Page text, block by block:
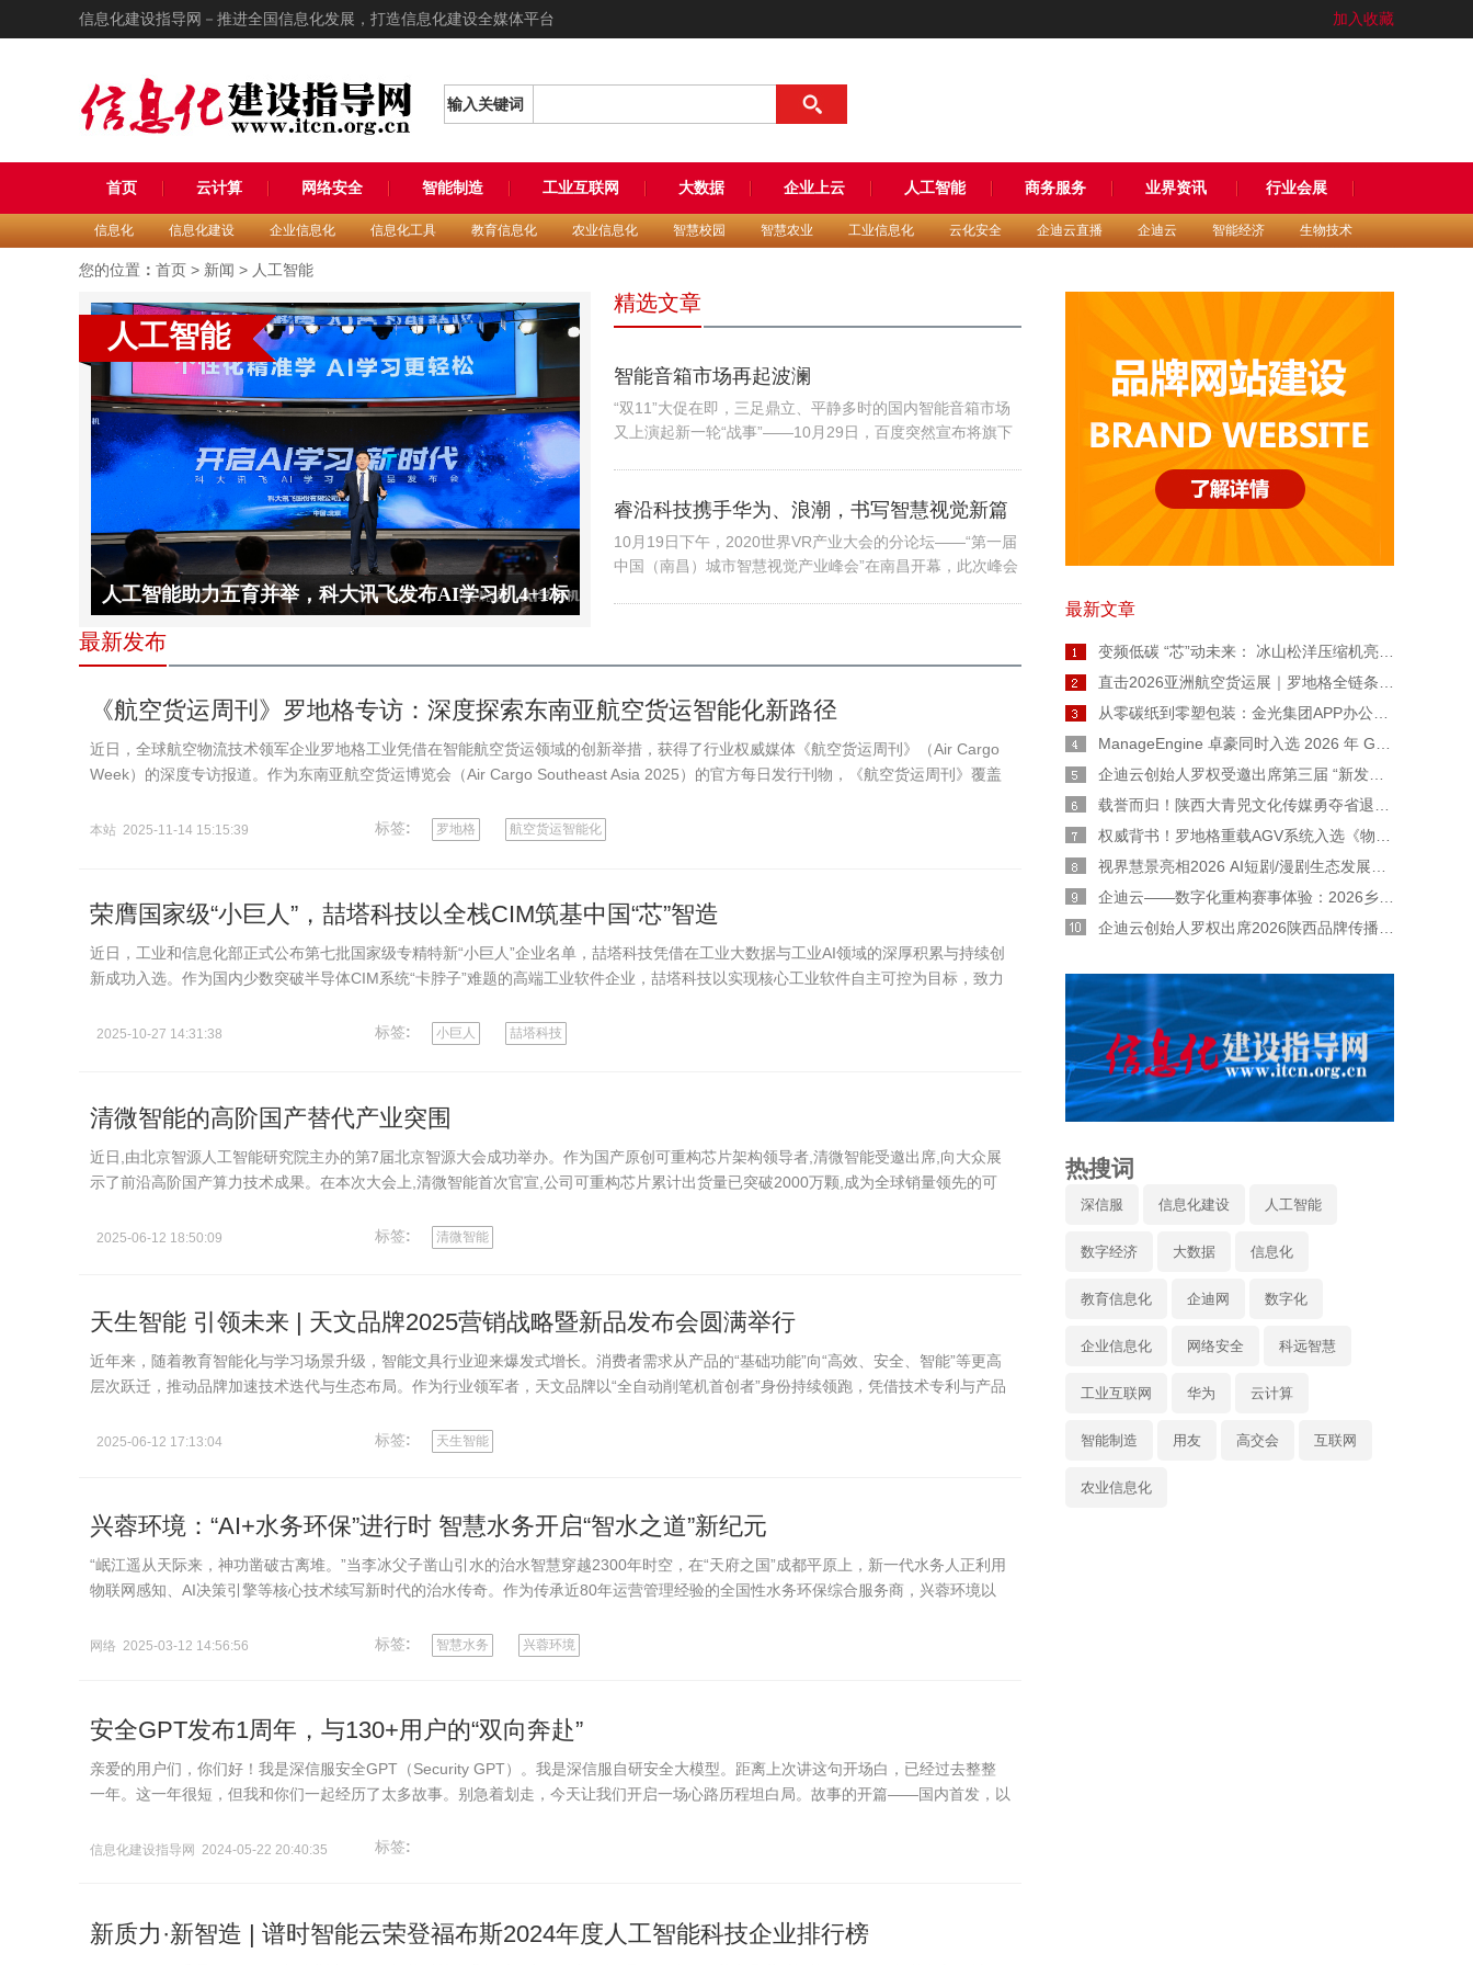
信息化建设指导网－推进全国信息化发展，打造信息化建设全媒体平台 加入收藏
输入关键词
首页 云计算 网络安全 智能制造 工业互联网 大数据 企业上云 人工智能 商务服务 业界资讯 行业会展
信息化 信息化建设 企业信息化 信息化工具 教育信息化 农业信息化 智慧校园 智慧农业 工业信息化 云化安全 企迪云直播 企迪云 智能经济 生物技术
您的位置 ： 首页 > 新闻 > 人工智能
人工智能助力五育并举，科大讯飞发布AI学习机4+1标
人工智能
精选文章
智能音箱市场再起波澜
“双11”大促在即，三足鼎立、平静多时的国内智能音箱市场
又上演起新一轮“战事”——10月29日，百度突然宣布将旗下
格，天猫精灵同档产品售价269元，小爱…
睿沿科技携手华为、浪潮，书写智慧视觉新篇
章
10月19日下午，2020世界VR产业大会的分论坛——“第一届
中国（南昌）城市智慧视觉产业峰会”在南昌开幕，此次峰会
最新发布
《航空货运周刊》罗地格专访：深度探索东南亚航空货运智能化新路径
近日，全球航空物流技术领军企业罗地格工业凭借在智能航空货运领域的创新举措，获得了行业权威媒体《航空货运周刊》（Air Cargo
Week）的深度专访报道。作为东南亚航空货运博览会（Air Cargo Southeast Asia 2025）的官方每日发行刊物，《航空货运周刊》覆盖
本站 2025-11-14 15:15:39 标签: 罗地格 航空货运智能化
荣膺国家级“小巨人”，喆塔科技以全栈CIM筑基中国“芯”智造
近日，工业和信息化部正式公布第七批国家级专精特新“小巨人”企业名单，喆塔科技凭借在工业大数据与工业AI领域的深厚积累与持续创
新成功入选。作为国内少数突破半导体CIM系统“卡脖子”难题的高端工业软件企业，喆塔科技以实现核心工业软件自主可控为目标，致力
2025-10-27 14:31:38 标签: 小巨人 喆塔科技
清微智能的高阶国产替代产业突围
近日,由北京智源人工智能研究院主办的第7届北京智源大会成功举办。作为国产原创可重构芯片架构领导者,清微智能受邀出席,向大众展
示了前沿高阶国产算力技术成果。在本次大会上,清微智能首次官宣,公司可重构芯片累计出货量已突破2000万颗,成为全球销量领先的可
2025-06-12 18:50:09 标签: 清微智能
天生智能 引领未来 | 天文品牌2025营销战略暨新品发布会圆满举行
近年来，随着教育智能化与学习场景升级，智能文具行业迎来爆发式增长。消费者需求从产品的“基础功能”向“高效、安全、智能”等更高
层次跃迁，推动品牌加速技术迭代与生态布局。作为行业领军者，天文品牌以“全自动削笔机首创者”身份持续领跑，凭借技术专利与产品
2025-06-12 17:13:04 标签: 天生智能
兴蓉环境：“AI+水务环保”进行时 智慧水务开启“智水之道”新纪元
“岷江遥从天际来，神功凿破古离堆。”当李冰父子凿山引水的治水智慧穿越2300年时空，在“天府之国”成都平原上，新一代水务人正利用
物联网感知、AI决策引擎等核心技术续写新时代的治水传奇。作为传承近80年运营管理经验的全国性水务环保综合服务商，兴蓉环境以
网络 2025-03-12 14:56:56 标签: 智慧水务 兴蓉环境
安全GPT发布1周年，与130+用户的“双向奔赴”
亲爱的用户们，你们好！我是深信服安全GPT（Security GPT）。我是深信服自研安全大模型。距离上次讲这句开场白，已经过去整整
一年。这一年很短，但我和你们一起经历了太多故事。别急着划走，今天让我们开启一场心路历程坦白局。故事的开篇——国内首发，以
信息化建设指导网 2024-05-22 20:40:35 标签:
新质力·新智造 | 谱时智能云荣登福布斯2024年度人工智能科技企业排行榜
最新文章
热搜词
深信服 信息化建设 人工智能
数字经济 大数据 信息化
教育信息化 企迪网 数字化
企业信息化 网络安全 科远智慧
工业互联网 华为 云计算
智能制造 用友 高交会 互联网
农业信息化